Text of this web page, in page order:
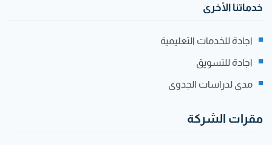
خدماتنا الأخرى
اجادة للخدمات التعليمية
اجادة للتسويق
مدى لدراسات الجدوى
مقرات الشركة